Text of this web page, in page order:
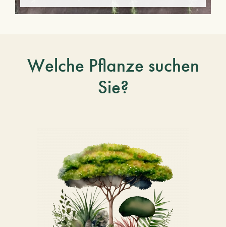
Welche Pflanze suchen
Sie?